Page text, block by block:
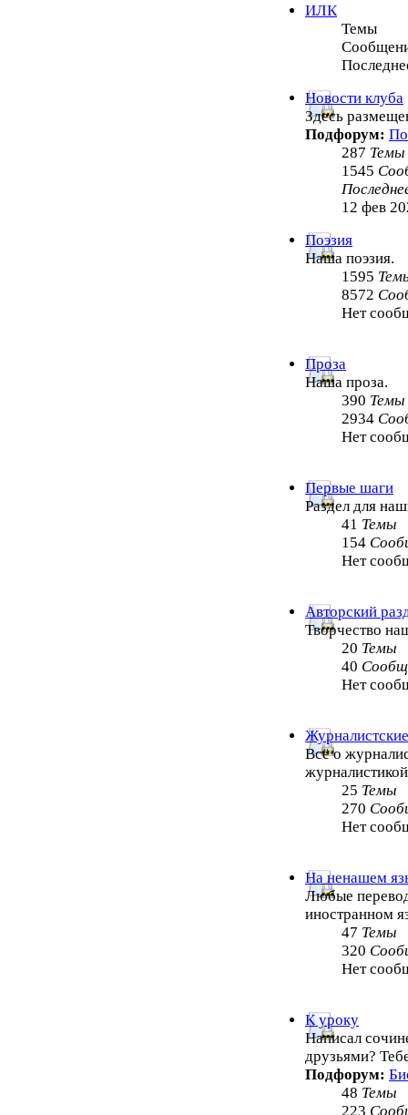
ИЛК
Темы
Новости клуба
Здесь
Подфорум:
287 Темы
1545
12 фев
Поэзия
Наша поэзия.
1595
8572
Нет
Проза
Наша проза.
390 Темы
2934
Нет
Первые шаги
Раздел для
41 Темы
154
Нет
Авторский
Творчество
20 Темы
40
Нет
Всё о
25 Темы
270
Нет
На ненашем
Любые
иностранном
47 Темы
320
Нет
К уроку
Написал
друзьями?
Подфорум:
48 Темы
223